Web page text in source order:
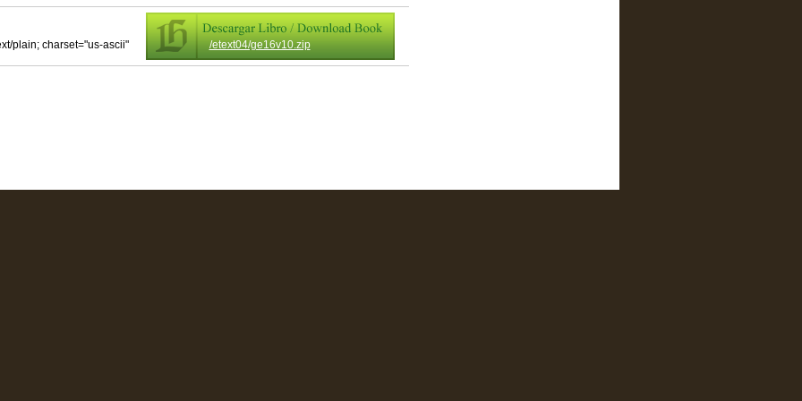
plain; charset="us-ascii" /etext04/ge16v10.zip